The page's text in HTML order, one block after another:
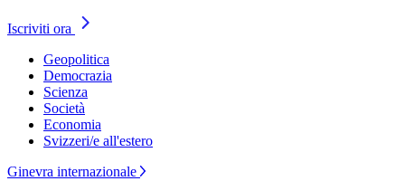
Iscriviti ora
Geopolitica
Democrazia
Scienza
Società
Economia
Svizzeri/e all'estero
Ginevra internazionale